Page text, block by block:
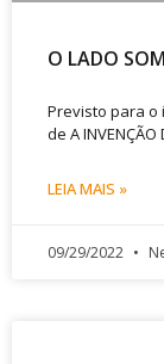
O LADO
Previsto para o
de A INVENÇÃO
LEIA MAIS »
09/29/2022